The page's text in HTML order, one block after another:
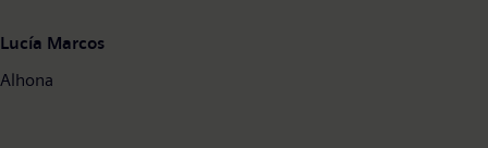
Lucía Marcos
Alhona